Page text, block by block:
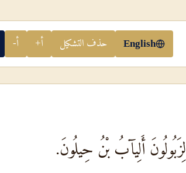
English حذف التشكيل أ+ أ-
لِزَبُولُونَ أَلِيآبُ بْنُ حِيلُونَ.